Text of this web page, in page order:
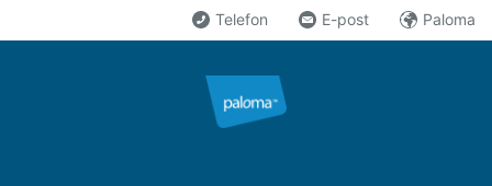
Telefon E-post Paloma